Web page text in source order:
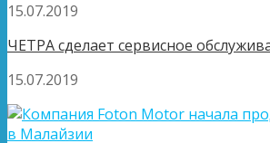
15.07.2019
ЧЕТРА сделает сервисное
15.07.2019